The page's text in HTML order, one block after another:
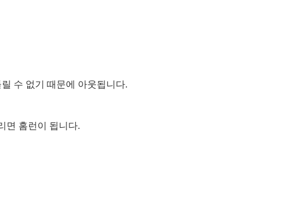
수 없기 때문에 아웃됩니다.
면 홈런이 됩니다.